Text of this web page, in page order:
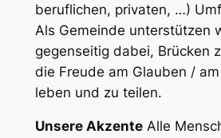
beruflichen, privaten, …)
Als Gemeinde unterstützen
gegenseitig dabei, Brücken
die Freude am Glauben /
leben und zu teilen.
Unsere AkzenteAlle